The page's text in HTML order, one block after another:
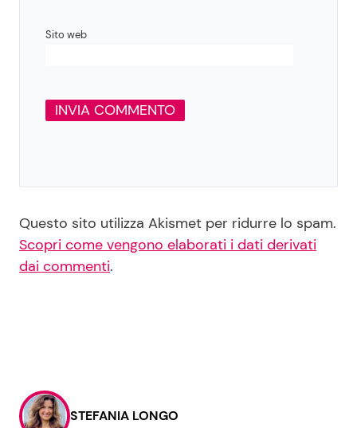
Sito web
Questo sito utilizza Akismet per ridurre lo spam.
Scopri come vengono elaborati i dati derivati
dai commenti.
STEFANIA LONGO